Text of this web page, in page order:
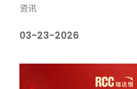
资讯
03-23-2026